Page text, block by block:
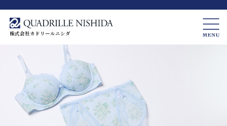
株式会社カドリールニシダ